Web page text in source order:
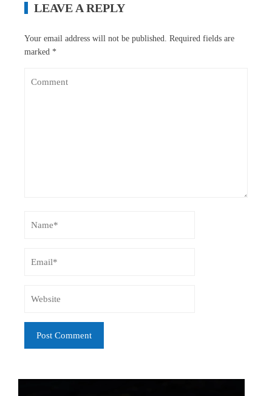
LEAVE A REPLY
Your email address will not be published.
Required fields are
marked *